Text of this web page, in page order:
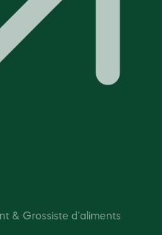
& Grossiste d'aliments